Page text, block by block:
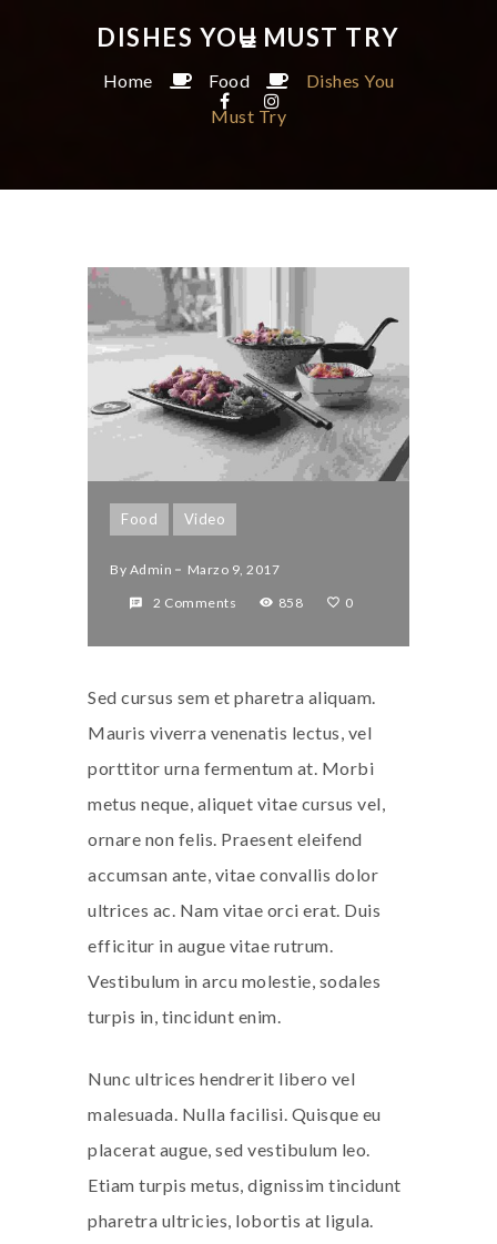
DISHES YOU MUST TRY
Home Food
Dishes You
Must Try
Food Video
By Admin
Marzo 9, 2017
2 Comments
858 0
Sed cursus sem et pharetra aliquam.
Mauris viverra venenatis lectus, vel
porttitor urna fermentum at. Morbi
metus neque, aliquet vitae cursus vel,
ornare non felis. Praesent eleifend
accumsan ante, vitae convallis dolor
ultrices ac. Nam vitae orci erat. Duis
efficitur in augue vitae rutrum.
Vestibulum in arcu molestie, sodales
turpis in, tincidunt enim.
Nunc ultrices hendrerit libero vel
malesuada. Nulla facilisi. Quisque eu
placerat augue, sed vestibulum leo.
Etiam turpis metus, dignissim tincidunt
pharetra ultricies, lobortis at ligula.